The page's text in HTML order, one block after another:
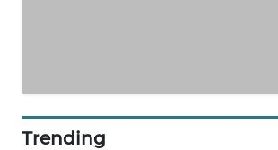
Trending